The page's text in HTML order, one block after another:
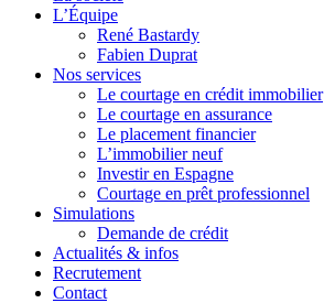
L’Équipe
René Bastardy
Fabien Duprat
Nos services
Le courtage en crédit immobilier
Le courtage en assurance
Le placement financier
L’immobilier neuf
Investir en Espagne
Courtage en prêt professionnel
Simulations
Demande de crédit
Actualités & infos
Recrutement
Contact